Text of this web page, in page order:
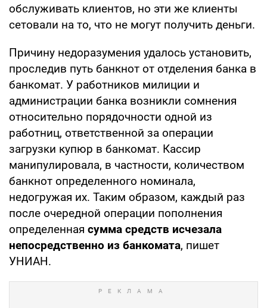
обслуживать клиентов, но эти же клиенты
сетовали на то, что не могут получить деньги.
Причину недоразумения удалось установить,
проследив путь банкнот от отделения банка в
банкомат. У работников милиции и
администрации банка возникли сомнения
относительно порядочности одной из
работниц, ответственной за операции
загрузки купюр в банкомат. Кассир
манипулировала, в частности, количеством
банкнот определенного номинала,
недогружая их. Таким образом, каждый раз
после очередной операции пополнения
определенная сумма средств исчезала
непосредственно из банкомата, пишет
УНИАН.